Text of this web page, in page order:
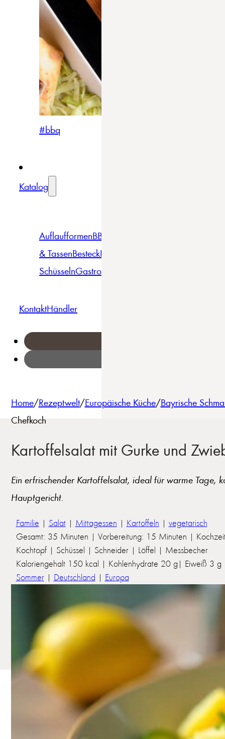
#bbq
Katalog
AuflaufformenBBQ
& TassenBesteckBowls &
SchüsselnGastro
KontaktHändler
Home/Rezeptwelt/Europäische Küche/Bayrische
Chefkoch
Kartoffelsalat mit Gurke und
Ein erfrischender Kartoffelsalat, ideal für warme Tage,
Hauptgericht.
Familie | Salat| Mittagessen | Kartoffeln | vegetarisch
Gesamt: 35 Minuten | Vorbereitung: 15 Minuten |
Kochtopf | Schüssel | Schneider | Löffel | Messbecher
Kaloriengehalt 150 kcal | Kohlenhydrate 20 g| Eiweiß 3
Sommer| Deutschland | Europa